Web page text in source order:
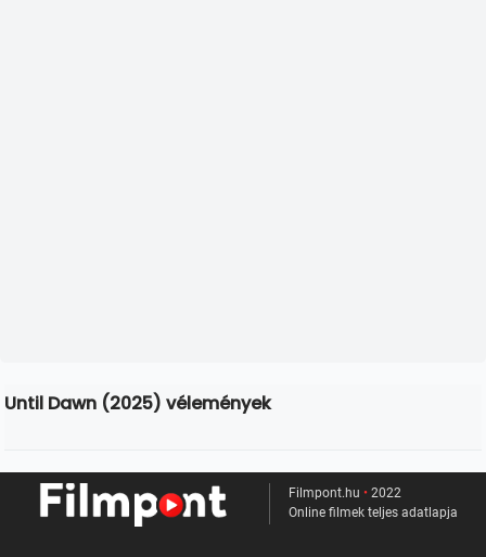
Until Dawn (2025) vélemények
Filmpont.hu• 2022
Online filmek teljes adatlapja